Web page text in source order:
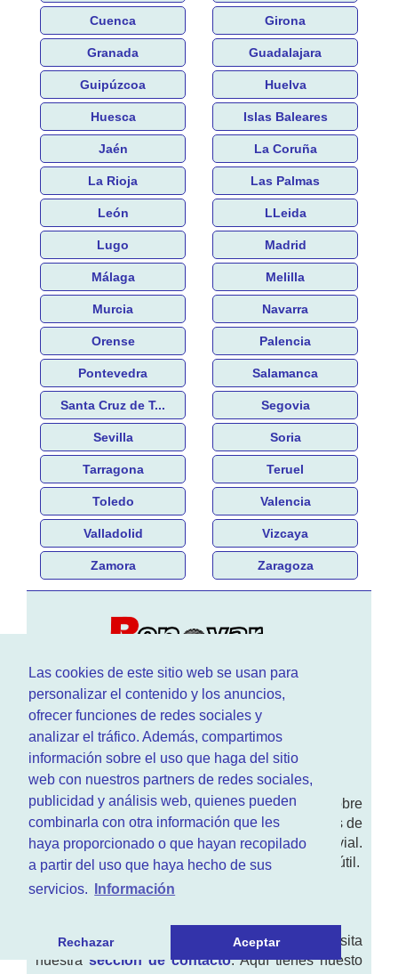
Las cookies de este sitio web se usan para
personalizar el contenido y los anuncios,
ofrecer funciones de redes sociales y
analizar el tráfico. Además, compartimos
información sobre el uso que haga del sitio
web con nuestros partners de redes sociales,
publicidad y análisis web, quienes pueden
combinarla con otra información que les
haya proporcionado o que hayan recopilado
a partir del uso que haya hecho de sus
servicios.
Información
Rechazar Aceptar
Cuenca Girona
Granada Guadalajara
Guipúzcoa Huelva
Huesca Islas Baleares
Jaén La Coruña
La Rioja Las Palmas
León LLeida
Lugo Madrid
Málaga Melilla
Murcia Navarra
Orense Palencia
Pontevedra Salamanca
Santa Cruz de T... Segovia
Sevilla Soria
Tarragona Teruel
Toledo Valencia
Valladolid Vizcaya
Zamora Zaragoza
¿Que hacemos?
Enwww.RenovarCarnet.comTe contamos sobre
larenovación del permisode conducir, noticias de
actualidad motor y sobre todo seguridad vial.
Ademas tenemos todo tipo de información DGT útil.
¿Quienes somos?
Quieres saber quien mantiene la pagina, visita
nuestra sección de contacto. Aquí tienes nuesto